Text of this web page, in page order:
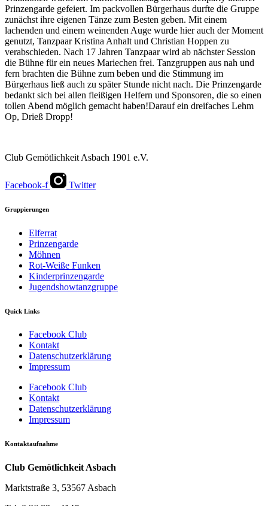
Prinzengarde gefeiert. Im packvollen Bürgerhaus durfte die Gruppe
zunächst ihre eigenen Tänze zum Besten geben. Mit einem
lachenden und einem weinenden Auge wurde hier auch der Moment
genutzt, Tanzpaar Kristina Anhalt und Christian Hoppen zu
verabschieden. Nach 17 Jahren Tanzpaar wird ab nächster Session
die Bühne für ein neues Mariechen frei. Tanzgruppen aus nah und
fern brachten die Bühne zum beben und die Stimmung im
Bürgerhaus ließ auch zu später Stunde nicht nach. Die Prinzengarde
bedankt sich bei allen fleißigen Helfern und Sponsoren, die so einen
tollen Abend möglich gemacht haben!Darauf ein dreifaches Lehm
Op, Drieß Dropp!
Club Gemötlichkeit Asbach 1901 e.V.
Facebook-f Twitter
Gruppierungen
Elferrat
Prinzengarde
Möhnen
Rot-Weiße Funken
Kinderprinzengarde
Jugendshowtanzgruppe
Quick Links
Facebook Club
Kontakt
Datenschutzerklärung
Impressum
Facebook Club
Kontakt
Datenschutzerklärung
Impressum
Kontaktaufnahme
Club Gemötlichkeit Asbach
Marktstraße 3, 53567 Asbach